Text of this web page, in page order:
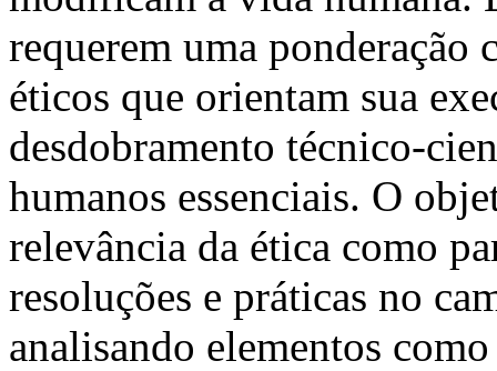
requerem uma ponderação
éticos que orientam sua
desdobramento técnico-
humanos essenciais. O
relevância da ética como
resoluções e práticas no
analisando elementos